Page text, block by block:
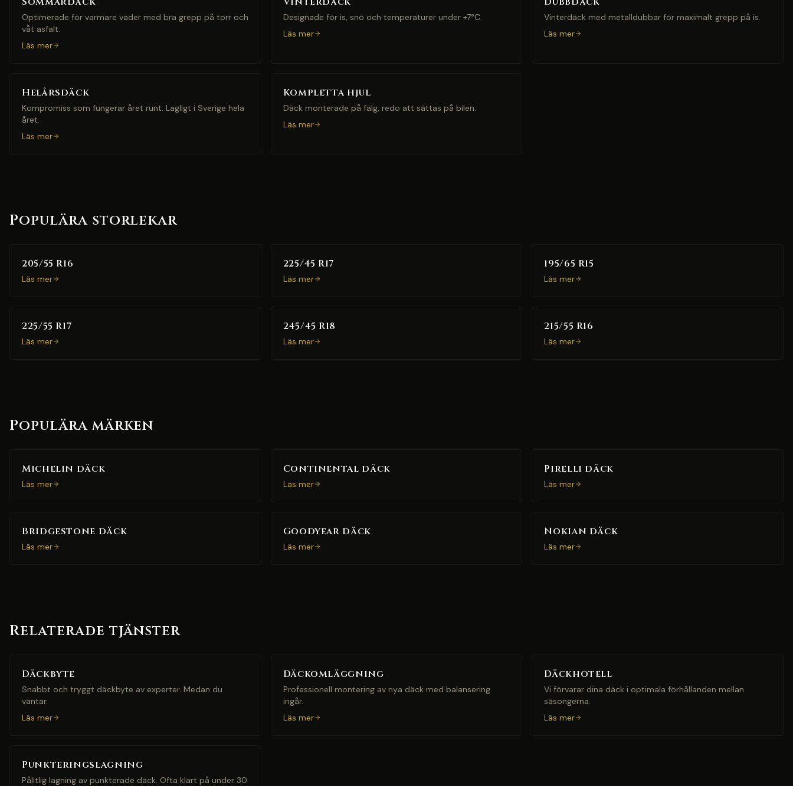
Optimerade för varmare väder med bra grepp på torr och
våt asfalt.
Läs mer
Designade för is, snö och temperaturer under +7°C.
Läs mer
Vinterdäck med metalldubbar för maximalt grepp på is.
Läs mer
Helårsdäck
Kompromiss som fungerar året runt. Lagligt i Sverige hela
året.
Läs mer
Kompletta hjul
Däck monterade på fälg, redo att sättas på bilen.
Läs mer
Populära storlekar
205/55 R16
Läs mer
225/45 R17
Läs mer
195/65 R15
Läs mer
225/55 R17
Läs mer
245/45 R18
Läs mer
215/55 R16
Läs mer
Populära märken
Michelin däck
Läs mer
Continental däck
Läs mer
Pirelli däck
Läs mer
Bridgestone däck
Läs mer
Goodyear däck
Läs mer
Nokian däck
Läs mer
Relaterade tjänster
Däckbyte
Snabbt och tryggt däckbyte av experter. Medan du
väntar.
Läs mer
Däckomläggning
Professionell montering av nya däck med balansering
ingår.
Läs mer
Däckhotell
Vi förvarar dina däck i optimala förhållanden mellan
säsongerna.
Läs mer
Punkteringslagning
Pålitlig lagning av punkterade däck. Ofta klart på under 30